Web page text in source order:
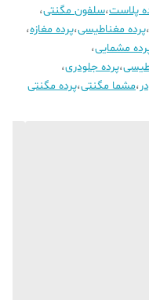
پلاست،سلفون مگنتی،
،پرده مغناطیسی،پرده مغازه،
مشمایی،
،پرده جلودری،
،مشما مگنتی،پرده مگنتی